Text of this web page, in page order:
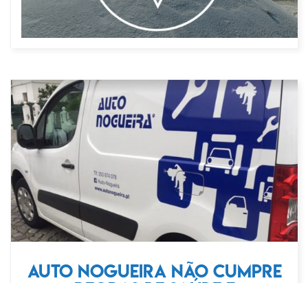
Auto Nogueira não cumpre